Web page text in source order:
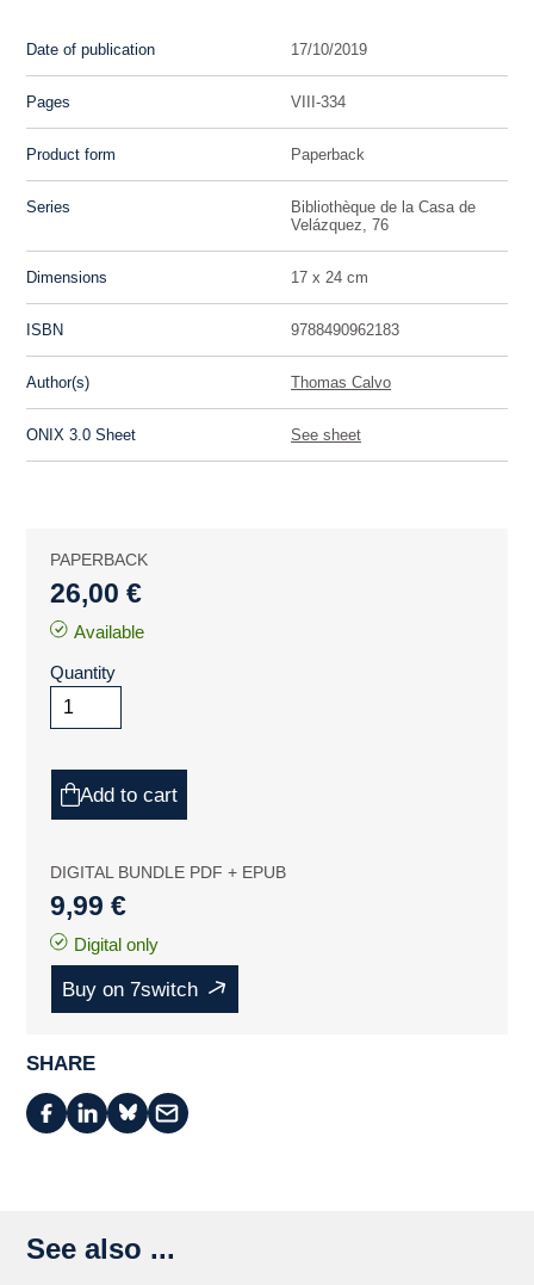
Date of publication 17/10/2019
Pages VIII-334
Product form Paperback
Series
Bibliothèque de la Casa de
Velázquez, 76
Dimensions 17 x 24 cm
ISBN 9788490962183
Author(s) Thomas Calvo
ONIX 3.0 Sheet See sheet
PAPERBACK
26,00 €
Available
Quantity
Add to cart
DIGITAL BUNDLE PDF + EPUB
9,99 €
Digital only
Buy on 7switch
SHARE
See also ...